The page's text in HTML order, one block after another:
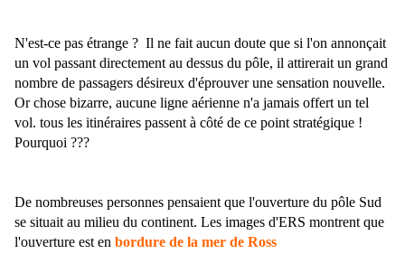
N'est-ce pas étrange ? Il ne fait aucun doute que si l'on annonçait
un vol passant directement au dessus du pôle, il attirerait un grand
nombre de passagers désireux d'éprouver une sensation nouvelle.
Or chose bizarre, aucune ligne aérienne n'a jamais offert un tel
vol. tous les itinéraires passent à côté de ce point stratégique !
Pourquoi ???
De nombreuses personnes pensaient que l'ouverture du pôle Sud
se situait au milieu du continent. Les images d'ERS montrent que
l'ouverture est en bordure de la mer de Ross